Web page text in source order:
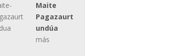
Maite
Pagazaurt
undúa
más